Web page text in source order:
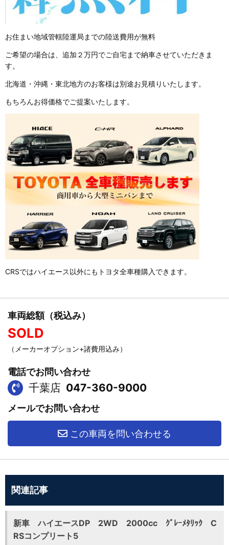
お住まい地域管轄陸運局までの陸送費用が無料
ご希望の場合は、追加２万円でご自宅まで納車させていただきま
す。
北海道・沖縄・東北地方のお客様は別途お見積りいたします。
もちろんお得価格でご提案いたします。
CRSではハイエース以外にもトヨタ全車種購入できます。
車両総額（税込み）
SOLD
（メーカーオプション+諸費用込み）
電話でお問い合わせ
千葉店 047-360-9000
メールでお問い合わせ
この車両を問い合わせる
関連記事
新車 ハイエースDP 2WD 2000cc ｸﾞﾚｰﾒﾀﾘｯｸ C
RSコンプリート5